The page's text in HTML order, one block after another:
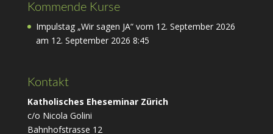
Kommende Kurse
Impulstag „Wir sagen JA“ vom 12. September 2026
am 12. September 2026 8:45
Kontakt
Katholisches Eheseminar Zürich
c/o Nicola Golini
Bahnhofstrasse 12